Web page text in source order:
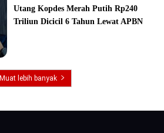
Utang Kopdes Merah Putih Rp240
Triliun Dicicil 6 Tahun Lewat APBN
Muat lebih banyak